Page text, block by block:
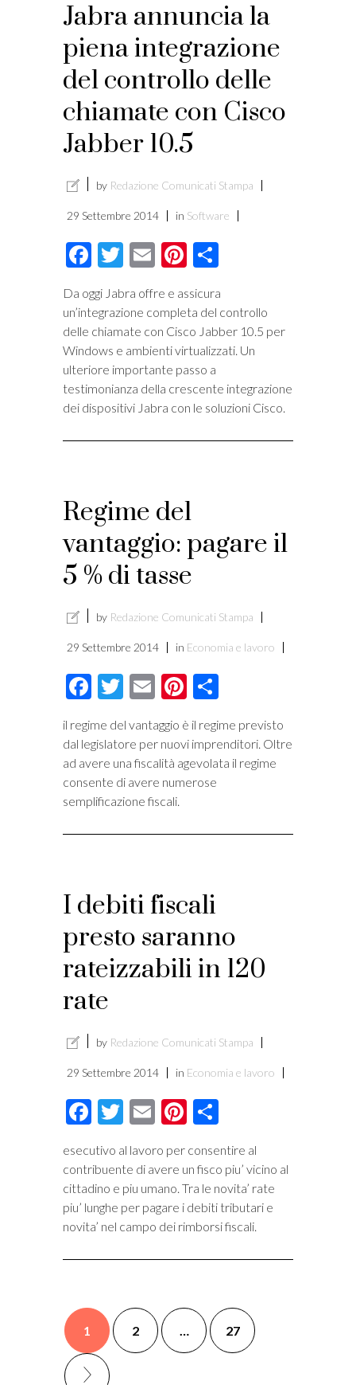
Jabra annuncia la
piena integrazione
del controllo delle
chiamate con Cisco
Jabber 10.5
by Redazione Comunicati Stampa
29 Settembre 2014 in Software
Facebook
Twitter
EmailPinterest
Da oggi Jabra offre e assicura
un’integrazione completa del controllo
delle chiamate con Cisco Jabber 10.5 per
Windows e ambienti virtualizzati. Un
ulteriore importante passo a
testimonianza della crescente integrazione
dei dispositivi Jabra con le soluzioni Cisco.
Regime del
vantaggio: pagare il
5 % di tasse
by Redazione Comunicati Stampa
29 Settembre 2014 in Economia e lavoro
Facebook
Twitter
EmailPinterest
il regime del vantaggio è il regime previsto
dal legislatore per nuovi imprenditori. Oltre
ad avere una fiscalità agevolata il regime
consente di avere numerose
semplificazione fiscali.
I debiti fiscali
presto saranno
rateizzabili in 120
rate
by Redazione Comunicati Stampa
29 Settembre 2014 in Economia e lavoro
Facebook
Twitter
EmailPinterest
esecutivo al lavoro per consentire al
contribuente di avere un fisco piu’ vicino al
cittadino e piu umano. Tra le novita’ rate
piu’ lunghe per pagare i debiti tributari e
novita’ nel campo dei rimborsi fiscali.
1 2 … 27